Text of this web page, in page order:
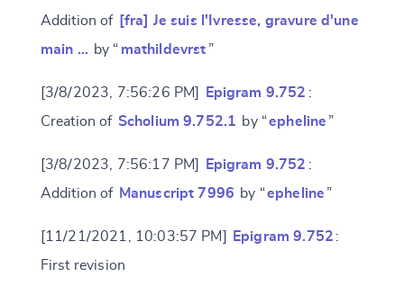
Addition of [fra] Je suis l'Ivresse, gravure d'une
main … by “ mathildevrst ”
[3/8/2023, 7:56:26 PM] Epigram 9.752 :
Creation of Scholium 9.752.1 by “epheline ”
[3/8/2023, 7:56:17 PM] Epigram 9.752 :
Addition of Manuscript 7996 by “epheline ”
[11/21/2021, 10:03:57 PM] Epigram 9.752 :
First revision